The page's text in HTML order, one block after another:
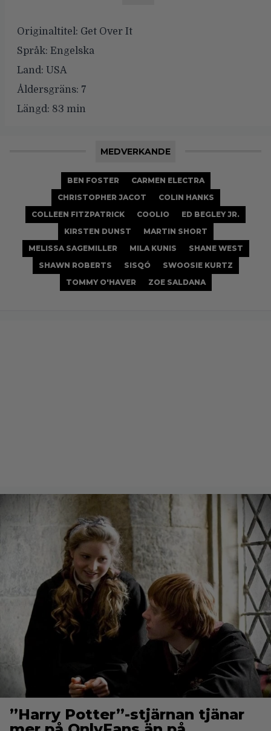
Originaltitel: Get Over It
Språk: Engelska
Land: USA
Åldersgräns: 7
Längd: 83 min
MEDVERKANDE
BEN FOSTER
CARMEN ELECTRA
CHRISTOPHER JACOT
COLIN HANKS
COLLEEN FITZPATRICK
COOLIO
ED BEGLEY JR.
KIRSTEN DUNST
MARTIN SHORT
MELISSA SAGEMILLER
MILA KUNIS
SHANE WEST
SHAWN ROBERTS
SISQÓ
SWOOSIE KURTZ
TOMMY O'HAVER
ZOE SALDANA
”Harry Potter”-stjärnan tjänar